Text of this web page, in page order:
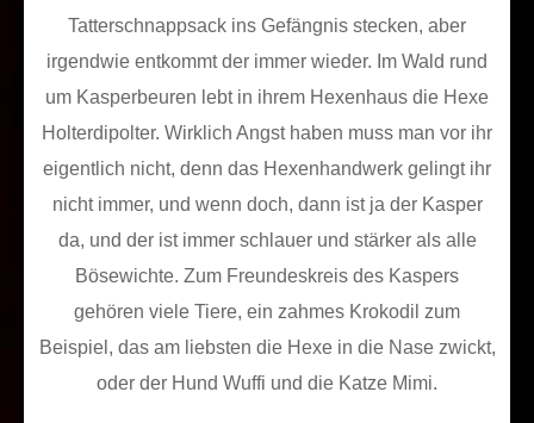
Tatterschnappsack ins Gefängnis stecken, aber
irgendwie entkommt der immer wieder. Im Wald rund
um Kasperbeuren lebt in ihrem Hexenhaus die Hexe
Holterdipolter. Wirklich Angst haben muss man vor ihr
eigentlich nicht, denn das Hexenhandwerk gelingt ihr
nicht immer, und wenn doch, dann ist ja der Kasper
da, und der ist immer schlauer und stärker als alle
Bösewichte. Zum Freundeskreis des Kaspers
gehören viele Tiere, ein zahmes Krokodil zum
Beispiel, das am liebsten die Hexe in die Nase zwickt,
oder der Hund Wuffi und die Katze Mimi.